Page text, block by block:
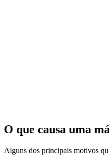
O que causa uma
Alguns dos principais motivos